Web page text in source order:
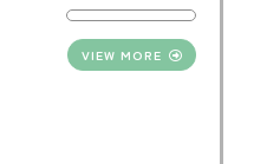
VIEW MORE